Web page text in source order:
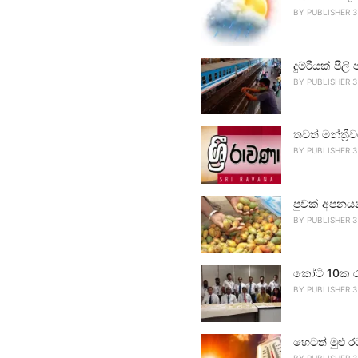
BY PUBLISHER 3
දුම්රියක් පීලි
BY PUBLISHER 3
තවත්
BY PUBLISHER 3
පුවක්
BY PUBLISHER 3
කෝටි 10ක
BY PUBLISHER 3
හෙටත් මුළු